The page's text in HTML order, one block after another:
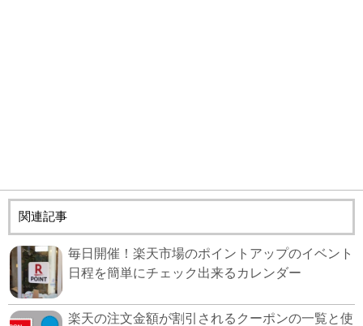
関連記事
毎日開催！楽天市場のポイントアップのイベント
日程を簡単にチェック出来るカレンダー
楽天の注文金額が割引されるクーポンの一覧と使